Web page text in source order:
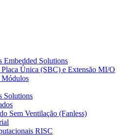
Embedded Solutions
Placa Única (SBC) e Extensão MI/O
Módulos
Solutions
Sem Ventilação (Fanless)
RISC